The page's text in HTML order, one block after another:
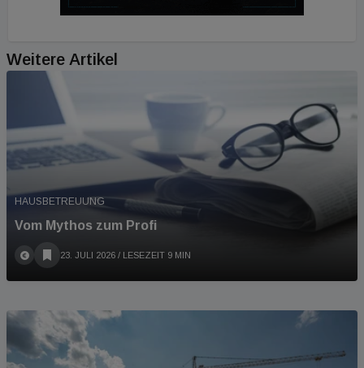
Weitere Artikel
HAUSBETREUUNG
Vom Mythos zum Profi
23. JULI 2026 / LESEZEIT 9 MIN